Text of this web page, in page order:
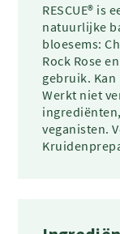
RESCUE® is
natuurlijke
bloesems:
Rock Rose
gebruik.
Werkt niet
veganisten.